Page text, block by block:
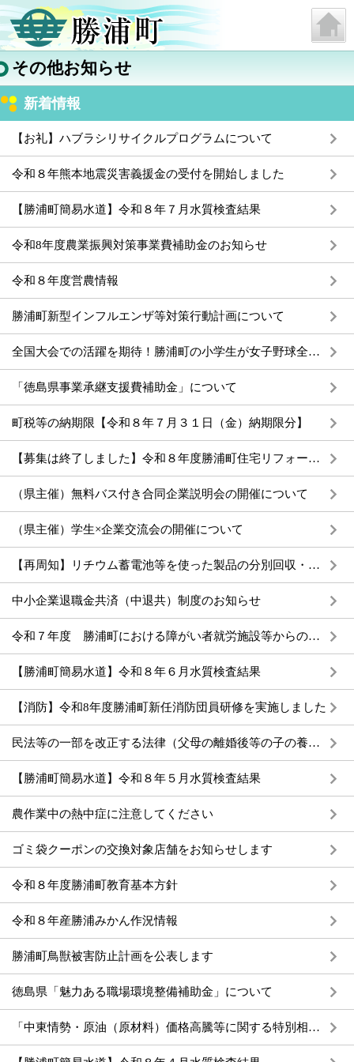
その他お知らせ
新着情報
【お礼】ハブラシリサイクルプログラムについて
令和８年熊本地震災害義援金の受付を開始しました
【勝浦町簡易水道】令和８年７月水質検査結果
令和8年度農業振興対策事業費補助金のお知らせ
令和８年度営農情報
勝浦町新型インフルエンザ等対策行動計画について
全国大会での活躍を期待！勝浦町の小学生が女子野球全国大会へ（NPBガールズトーナメント2026）
「徳島県事業承継支援費補助金」について
町税等の納期限【令和８年７月３１日（金）納期限分】
【募集は終了しました】令和８年度勝浦町住宅リフォーム補助金《二次募集》のご案内
（県主催）無料バス付き合同企業説明会の開催について
（県主催）学生×企業交流会の開催について
【再周知】リチウム蓄電池等を使った製品の分別回収・小型家電リサイクルのお知らせ
中小企業退職金共済（中退共）制度のお知らせ
令和７年度 勝浦町における障がい者就労施設等からの物品等の調達実績
【勝浦町簡易水道】令和８年６月水質検査結果
【消防】令和8年度勝浦町新任消防団員研修を実施しました
民法等の一部を改正する法律（父母の離婚後等の子の養育に関する見直し）について
【勝浦町簡易水道】令和８年５月水質検査結果
農作業中の熱中症に注意してください
ゴミ袋クーポンの交換対象店舗をお知らせします
令和８年度勝浦町教育基本方針
令和８年産勝浦みかん作況情報
勝浦町鳥獣被害防止計画を公表します
徳島県「魅力ある職場環境整備補助金」について
「中東情勢・原油（原材料）価格高騰等に関する特別相談窓口」の設置について